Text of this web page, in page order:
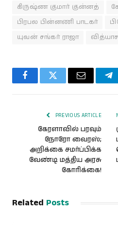
கிருஷ்ண குமார் குன்னத்
பிரபல பின்னணி பாடகர்
யுவன் சங்கர் ராஜா
FacebookTwitter Email
PREVIOUS ARTICLE
கேரளாவில் பரவும்
நோரோ வைரஸ்;
அறிக்கை சமர்ப்பிக்க
வேண்டி மத்திய அரசு
கோரிக்கை!
Related Posts